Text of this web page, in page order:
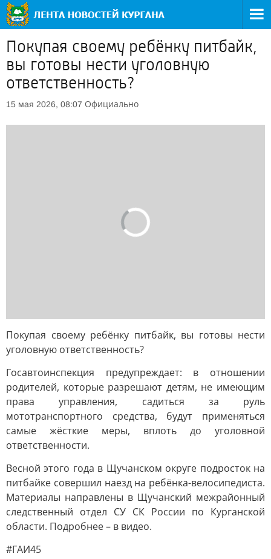
Покупая своему ребёнку питбайк,
вы готовы нести уголовную
ответственность?
15 мая 2026, 08:07 Официально
Покупая своему ребёнку питбайк, вы готовы нести
уголовную ответственность?
Госавтоинспекция предупреждает: в отношении
родителей, которые разрешают детям, не имеющим
права управления, садиться за руль
мототранспортного средства, будут применяться
самые жёсткие меры, вплоть до уголовной
ответственности.
Весной этого года в Щучанском округе подросток на
питбайке совершил наезд на ребёнка-велосипедиста.
Материалы направлены в Щучанский межрайонный
следственный отдел СУ СК России по Курганской
области. Подробнее – в видео.
#ГАИ45